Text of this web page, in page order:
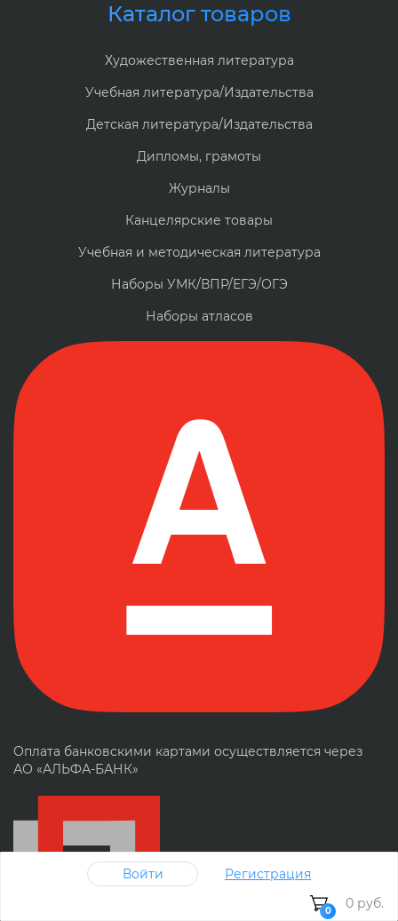
Каталог товаров
Художественная литература
Учебная литература/Издательства
Детская литература/Издательства
Дипломы, грамоты
Журналы
Канцелярские товары
Учебная и методическая литература
Наборы УМК/ВПР/ЕГЭ/ОГЭ
Наборы атласов
Оплата банковскими картами осуществляется через
АО «АЛЬФА-БАНК»
Войти Регистрация
0 0 руб.